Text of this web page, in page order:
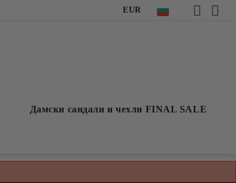
EUR
Дамски сандали и чехли FINAL SALE